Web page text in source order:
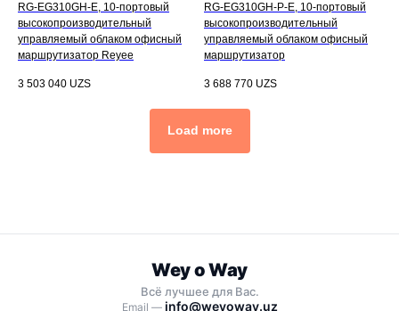
RG-EG310GH-E, 10-портовый
высокопроизводительный
управляемый облаком офисный
маршрутизатор Reyee
3 503 040 UZS
RG-EG310GH-P-E, 10-портовый
высокопроизводительный
управляемый облаком офисный
маршрутизатор
3 688 770 UZS
Load more
Wey o Way
Всё лучшее для Вас.
Email — info@weyoway.uz